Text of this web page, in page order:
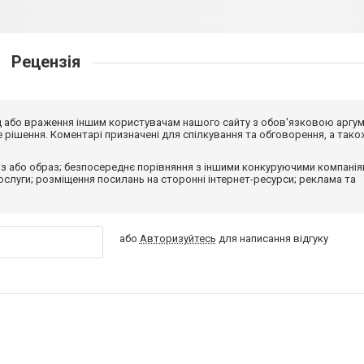
Рецензія
або враження іншим користувачам нашого сайту з обов'язковою
Коментарі призначені для спілкування та обговорення, а
або образ; безпосереднє порівняння з іншими конкуруючими
розміщення посилань на сторонні інтернет-ресурси; реклама та
або Авторизуйтесь для написання відгуку